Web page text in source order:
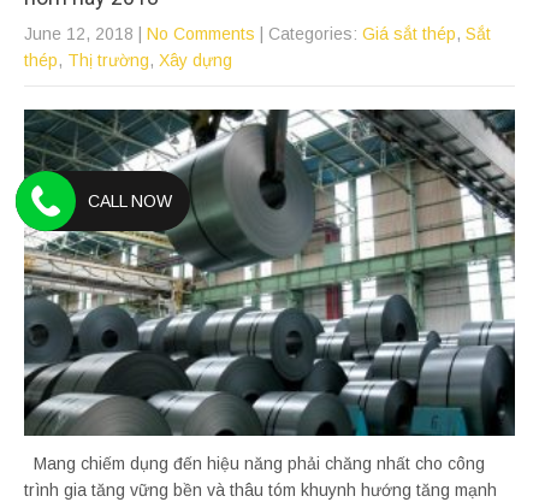
June 12, 2018 No Comments | Categories: Giá sắt thép, Sắt
thép, Thị trường, Xây dựng
Mang chiếm dụng đến hiệu năng phải chăng nhất cho công
trình gia tăng vững bền và thâu tóm khuynh hướng tăng mạnh
CALL NOW